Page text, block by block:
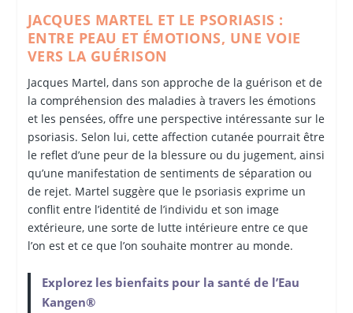
JACQUES MARTEL ET LE PSORIASIS :
ENTRE PEAU ET ÉMOTIONS, UNE VOIE
VERS LA GUÉRISON
Jacques Martel, dans son approche de la guérison et de
la compréhension des maladies à travers les émotions
et les pensées, offre une perspective intéressante sur le
psoriasis. Selon lui, cette affection cutanée pourrait être
le reflet d’une peur de la blessure ou du jugement, ainsi
qu’une manifestation de sentiments de séparation ou
de rejet. Martel suggère que le psoriasis exprime un
conflit entre l’identité de l’individu et son image
extérieure, une sorte de lutte intérieure entre ce que
l’on est et ce que l’on souhaite montrer au monde.
Explorez les bienfaits pour la santé de l’Eau
Kangen®